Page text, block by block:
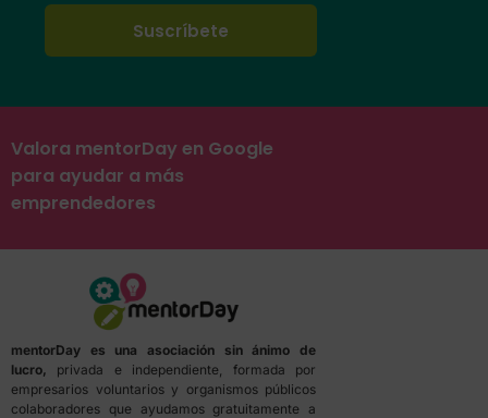
Valora mentorDay en Google
para ayudar a más
emprendedores
mentorDay es una asociación sin ánimo de
lucro, privada e independiente, formada por
empresarios voluntarios y organismos públicos
colaboradores que ayudamos gratuitamente a